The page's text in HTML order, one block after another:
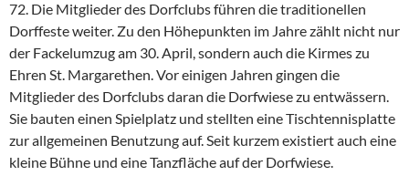
72. Die Mitglieder des Dorfclubs führen die traditionellen
Dorffeste weiter. Zu den Höhepunkten im Jahre zählt nicht nur
der Fackelumzug am 30. April, sondern auch die Kirmes zu
Ehren St. Margarethen. Vor einigen Jahren gingen die
Mitglieder des Dorfclubs daran die Dorfwiese zu entwässern.
Sie bauten einen Spielplatz und stellten eine Tischtennisplatte
zur allgemeinen Benutzung auf. Seit kurzem existiert auch eine
kleine Bühne und eine Tanzfläche auf der Dorfwiese.